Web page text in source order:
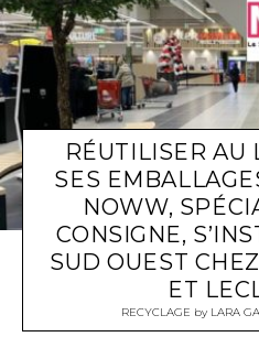
RÉUTILISER AU
SES
NOWW,
CONSIGNE,
SUD OUEST
ET
RECYCLAGE by LARA